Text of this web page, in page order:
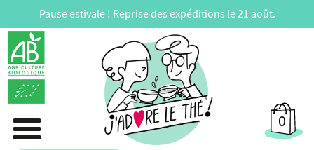
Pause estivale ! Reprise des expéditions le 21 août.
0